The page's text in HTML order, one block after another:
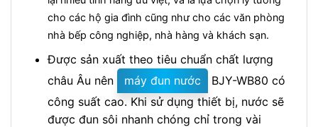
cho các hộ gia đình cũng như cho các văn phòng
nhà bếp công nghiệp, nhà hàng và khách sạn.
Được sản xuất theo tiêu chuẩn chất lượng
châu Âu nên
máy đun nước
BJY-WB80 có
công suất cao. Khi sử dụng thiết bị, nước sẽ
được đun sôi nhanh chóng chỉ trong vài